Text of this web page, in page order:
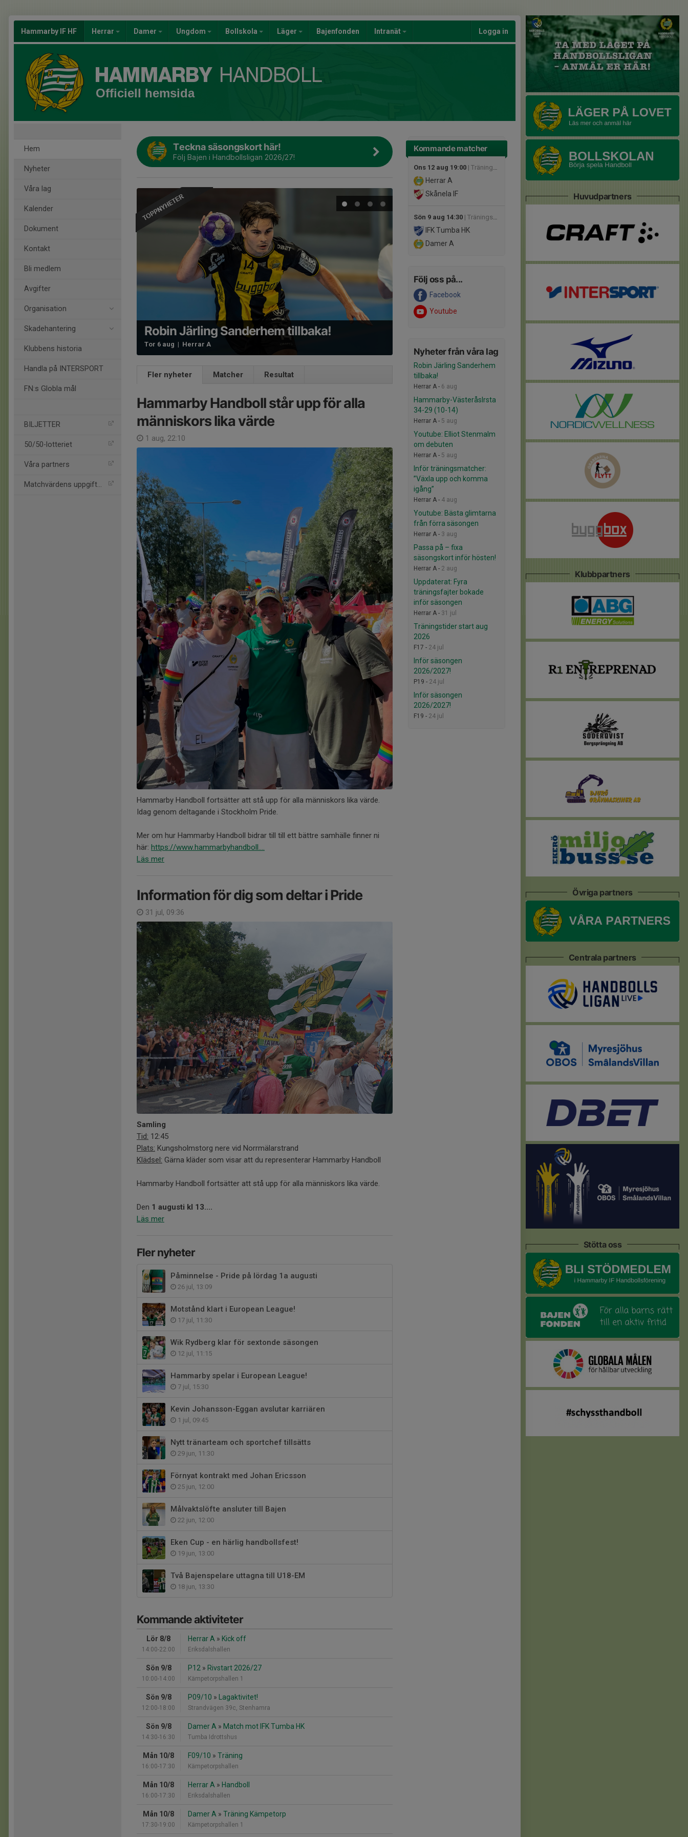
Hammarby IF HF Herrar Damer Ungdom Bollskola Läger Bajenfonden Intranät Logga in
Officiell hemsida
Hem
Nyheter
Våra lag
Kalender
Dokument
Kontakt
Bli medlem
Avgifter
Organisation
Skadehantering
Klubbens historia
Handla på INTERSPORT
FN:s Globla mål
BILJETTER
50/50-lotteriet
Våra partners
Matchvärdens uppgifter
Kommande matcher
Ons 12 aug 19:00 | Träningsmatcher
Herrar A
Skånela IF
Sön 9 aug 14:30 | Träningsmatcher
IFK Tumba HK
Damer A
Följ oss på...
Facebook
Youtube
Nyheter från våra lag
Robin Järling Sanderhem
tillbaka!
Herrar A - 6 aug
Hammarby-VästeråsIrsta
34-29 (10-14)
Herrar A - 5 aug
Youtube: Elliot Stenmalm
om debuten
Herrar A - 5 aug
Inför träningsmatcher:
”Växla upp och komma
igång”
Herrar A - 4 aug
Youtube: Bästa glimtarna
från förra säsongen
Herrar A - 3 aug
Passa på – fixa
säsongskort inför hösten!
Herrar A - 2 aug
Uppdaterat: Fyra
träningsfajter bokade
inför säsongen
Herrar A - 31 jul
Träningstider start aug
2026
F17 - 24 jul
Inför säsongen
2026/2027!
P19 - 24 jul
Inför säsongen
2026/2027!
F19 - 24 jul
Teckna säsongskort här!
Följ Bajen i Handbollsligan 2026/27!
Robin Järling Sanderhem tillbaka!
Tor 6 aug | Herrar A
Fler nyheter Matcher Resultat
Hammarby Handboll står upp för alla
människors lika värde
1 aug, 22:10
Hammarby Handboll fortsätter att stå upp för alla människors lika värde.
Idag genom deltagande i Stockholm Pride.
Mer om hur Hammarby Handboll bidrar till till ett bättre samhälle finner ni
här: https://www.hammarbyhandboll....
Läs mer
Information för dig som deltar i Pride
31 jul, 09:36
Samling
Tid: 12:45
Plats: Kungsholmstorg nere vid Norrmälarstrand
Klädsel: Gärna kläder som visar att du representerar Hammarby Handboll
Hammarby Handboll fortsätter att stå upp för alla människors lika värde.
Den 1 augusti kl 13....
Läs mer
Fler nyheter
Påminnelse - Pride på lördag 1a augusti
26 jul, 13:09
Motstånd klart i European League!
17 jul, 11:30
Wik Rydberg klar för sextonde säsongen
12 jul, 11:15
Hammarby spelar i European League!
7 jul, 15:30
Kevin Johansson-Eggan avslutar karriären
1 jul, 09:45
Nytt tränarteam och sportchef tillsätts
29 jun, 11:30
Förnyat kontrakt med Johan Ericsson
25 jun, 12:00
Målvaktslöfte ansluter till Bajen
22 jun, 12:00
Eken Cup - en härlig handbollsfest!
19 jun, 13:00
Två Bajenspelare uttagna till U18-EM
18 jun, 13:30
Kommande aktiviteter
Lör 8/8
14:00-22:00
Herrar A » Kick off
Eriksdalshallen
Sön 9/8
10:00-14:00
P12 » Rivstart 2026/27
Kämpetorpshallen 1
Sön 9/8
12:00-18:00
P09/10 » Lagaktivitet!
Strandvägen 39c, Stenhamra
Sön 9/8
14:30-16:30
Damer A » Match mot IFK Tumba HK
Tumba Idrottshus
Mån 10/8
16:00-17:30
F09/10 » Träning
Kämpetorpshallen
Mån 10/8
16:00-17:30
Herrar A » Handboll
Eriksdalshallen
Mån 10/8
17:30-19:00
Damer A » Träning Kämpetorp
Kämpetorpshallen 1
Huvudpartners
Klubbpartners
Övriga partners
Centrala partners
Stötta oss